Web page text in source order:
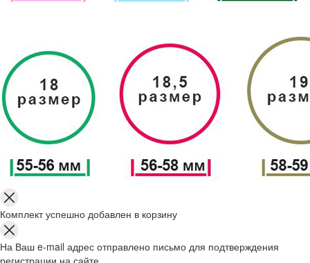
Комплект успешно добавлен в корзину
На Ваш e-mail адрес отправлено письмо для подтверждения